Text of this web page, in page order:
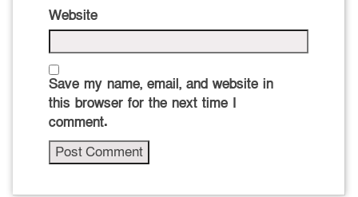
Website
Save my name, email, and website in
this browser for the next time I
comment.